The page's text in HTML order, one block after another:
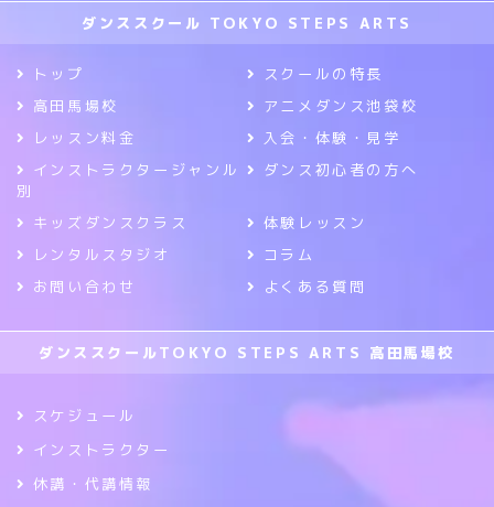
ダンススクール TOKYO STEPS ARTS
トップ
スクールの特長
高田馬場校
アニメダンス池袋校
レッスン料金
入会・体験・見学
インストラクタージャンル
別
ダンス初心者の方へ
キッズダンスクラス
体験レッスン
レンタルスタジオ
コラム
お問い合わせ
よくある質問
ダンススクールTOKYO STEPS ARTS 高田馬場校
スケジュール
インストラクター
休講・代講情報